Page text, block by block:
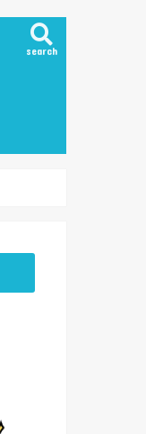
search